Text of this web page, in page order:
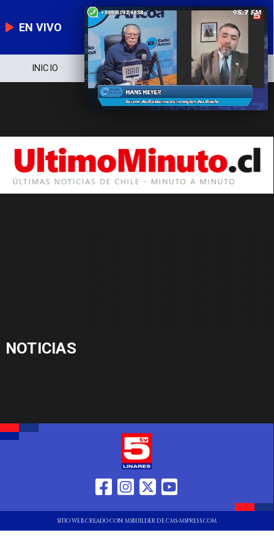
EN VIVO
INICIO NOTICIERO POLÍTICA
NOTICIAS
SITIO WEB CREADO CON MSBUILDER DE CMS-MSPRESS.COM